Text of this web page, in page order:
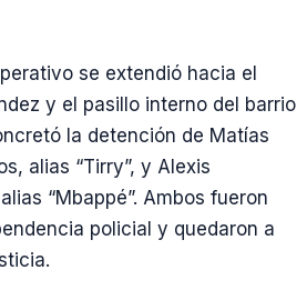
se extendió hacia el
y el pasillo interno del barrio
la detención de Matías
alias “Tirry”, y Alexis
“Mbappé”. Ambos fueron
policial y quedaron a